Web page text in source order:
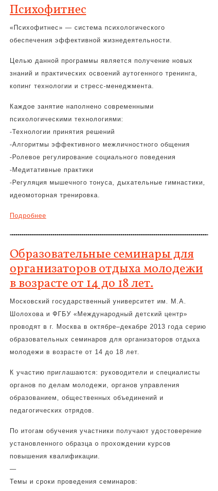
Психофитнес
«Психофитнес» — система психологического
обеспечения эффективной жизнедеятельности.
Целью данной программы является получение новых
знаний и практических освоений аутогенного тренинга,
копинг технологии и стресс-менеджмента.
Каждое занятие наполнено современными
психологическими технологиями:
-Технологии принятия решений
-Алгоритмы эффективного межличностного общения
-Ролевое регулирование социального поведения
-Медитативные практики
-Регуляция мышечного тонуса, дыхательные гимнастики,
идеомоторная тренировка.
Подробнее
Образовательные семинары для
организаторов отдыха молодежи
в возрасте от 14 до 18 лет.
Московский государственный университет им. М.А.
Шолохова и ФГБУ «Международный детский центр»
проводят в г. Москва в октябре–декабре 2013 года серию
образовательных семинаров для организаторов отдыха
молодежи в возрасте от 14 до 18 лет.
К участию приглашаются: руководители и специалисты
органов по делам молодежи, органов управления
образованием, общественных объединений и
педагогических отрядов.
По итогам обучения участники получают удостоверение
установленного образца о прохождении курсов
повышения квалификации.
—
Темы и сроки проведения семинаров: